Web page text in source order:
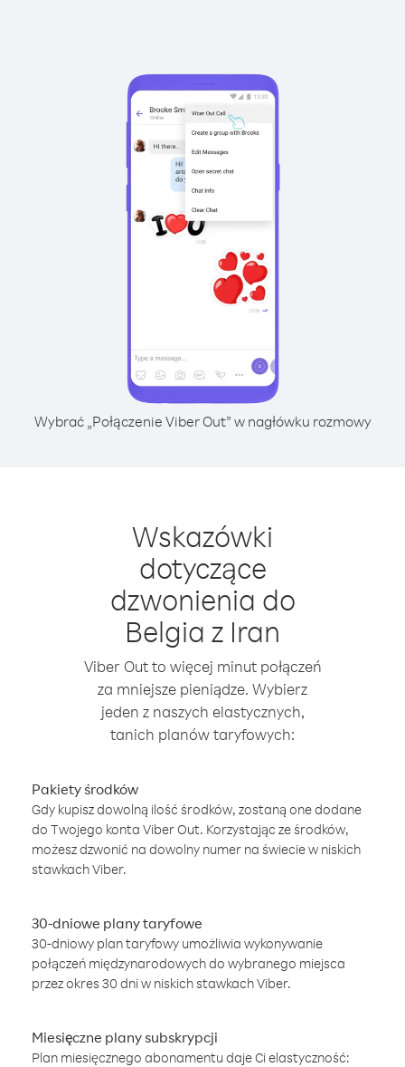
Wybrać „Połączenie Viber Out” w nagłówku rozmowy
Wskazówki
dotyczące
dzwonienia do
Belgia z Iran
Viber Out to więcej minut połączeń
za mniejsze pieniądze. Wybierz
jeden z naszych elastycznych,
tanich planów taryfowych:
Pakiety środków
Gdy kupisz dowolną ilość środków, zostaną one dodane
do Twojego konta Viber Out. Korzystając ze środków,
możesz dzwonić na dowolny numer na świecie w niskich
stawkach Viber.
30-dniowe plany taryfowe
30-dniowy plan taryfowy umożliwia wykonywanie
połączeń międzynarodowych do wybranego miejsca
przez okres 30 dni w niskich stawkach Viber.
Miesięczne plany subskrypcji
Plan miesięcznego abonamentu daje Ci elastyczność: